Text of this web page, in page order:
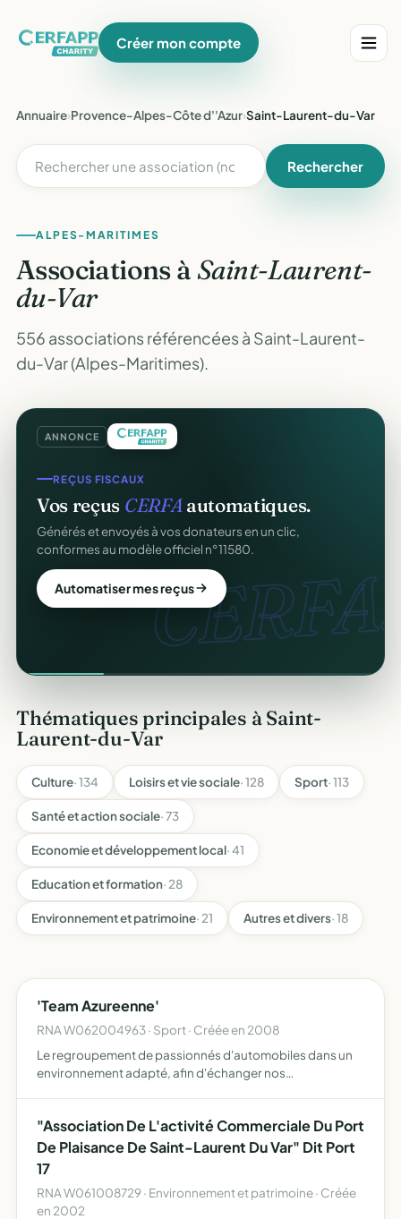
Créer mon compte
Annuaire›Provence-Alpes-Côte d''Azur›Saint-Laurent-du-Var
Rechercher
ALPES-MARITIMES
Associations à Saint-Laurent-
du-Var
556 associations référencées à Saint-Laurent-
du-Var (Alpes-Maritimes).
ANNONCE
CERFA.
REÇUS FISCAUX
Vos reçus CERFAautomatiques.
Générés et envoyés à vos donateurs en un clic,
conformes au modèle officiel n°11580.
Automatiser mes reçus
Thématiques principales à Saint-
Laurent-du-Var
Culture· 134 Loisirs et vie sociale· 128 Sport· 113
Santé et action sociale· 73
Economie et développement local· 41
Education et formation· 28
Environnement et patrimoine· 21 Autres et divers· 18
'Team Azureenne'
RNA W062004963 · Sport · Créée en 2008
Le regroupement de passionnés d'automobiles dans un
environnement adapté, afin d'échanger nos
faire découvrir…
"Association De L'activité Commerciale Du Port
De Plaisance De Saint-Laurent Du Var" Dit Port
17
RNA W061008729 · Environnement et patrimoine · Créée
en 2002